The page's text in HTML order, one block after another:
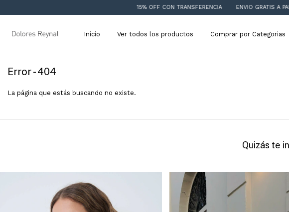
15% OFF CON TRANSFERENCIA ENVIO GRATIS A PARTIR
Inicio Ver todos los productos Comprar por Categorias
Error - 404
La página que estás buscando no existe.
Quizás te